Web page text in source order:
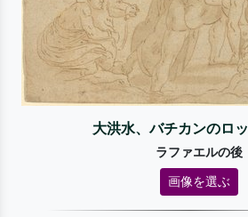
大洪水、バチカンのロ
ラファエルの後
画像を選ぶ